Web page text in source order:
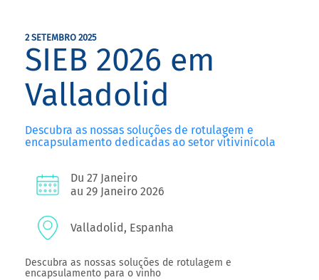
2 SETEMBRO 2025
SIEB 2026 em
Valladolid
Descubra as nossas soluções de rotulagem e
encapsulamento dedicadas ao setor vitivinícola
Du 27 Janeiro
au 29 Janeiro 2026
Valladolid, Espanha
Descubra as nossas soluções de rotulagem e
encapsulamento para o vinho